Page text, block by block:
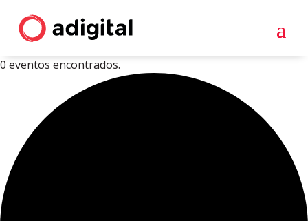
0 eventos encontrados.